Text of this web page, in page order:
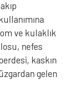
ve kulaklık
nefes
kaskın
gelen